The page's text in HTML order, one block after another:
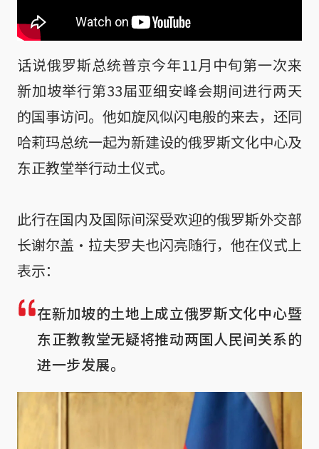
话说俄罗斯总统普京今年11月中旬第一次来
新加坡举行第33届亚细安峰会期间进行两天
的国事访问。他如旋风似闪电般的来去，还同
哈莉玛总统一起为新建设的俄罗斯文化中心及
东正教堂举行动土仪式。
此行在国内及国际间深受欢迎的俄罗斯外交部
长谢尔盖•拉夫罗夫也闪亮随行，他在仪式上
表示：
在新加坡的土地上成立俄罗斯文化中心暨
东正教教堂无疑将推动两国人民间关系的
进一步发展。